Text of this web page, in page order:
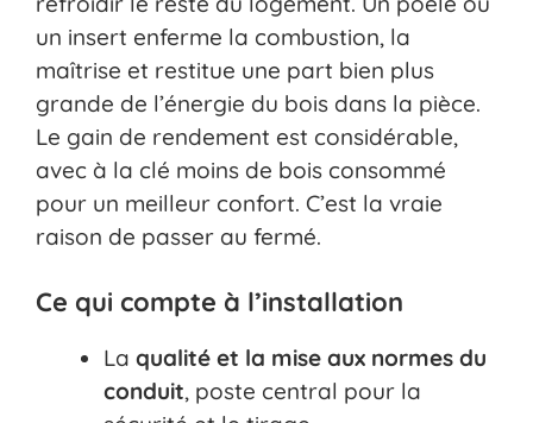
un insert enferme la combustion, la
maîtrise et restitue une part bien plus
grande de l’énergie du bois dans la pièce.
Le gain de rendement est considérable,
avec à la clé moins de bois consommé
pour un meilleur confort. C’est la vraie
raison de passer au fermé.
Ce qui compte à l’installation
La qualité et la mise aux normes du
conduit, poste central pour la